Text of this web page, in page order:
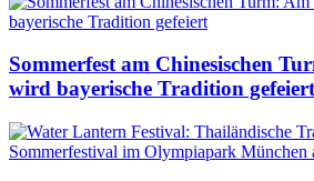
Sommerfest am Chinesischen
wird bayerische Tradition gefeiert